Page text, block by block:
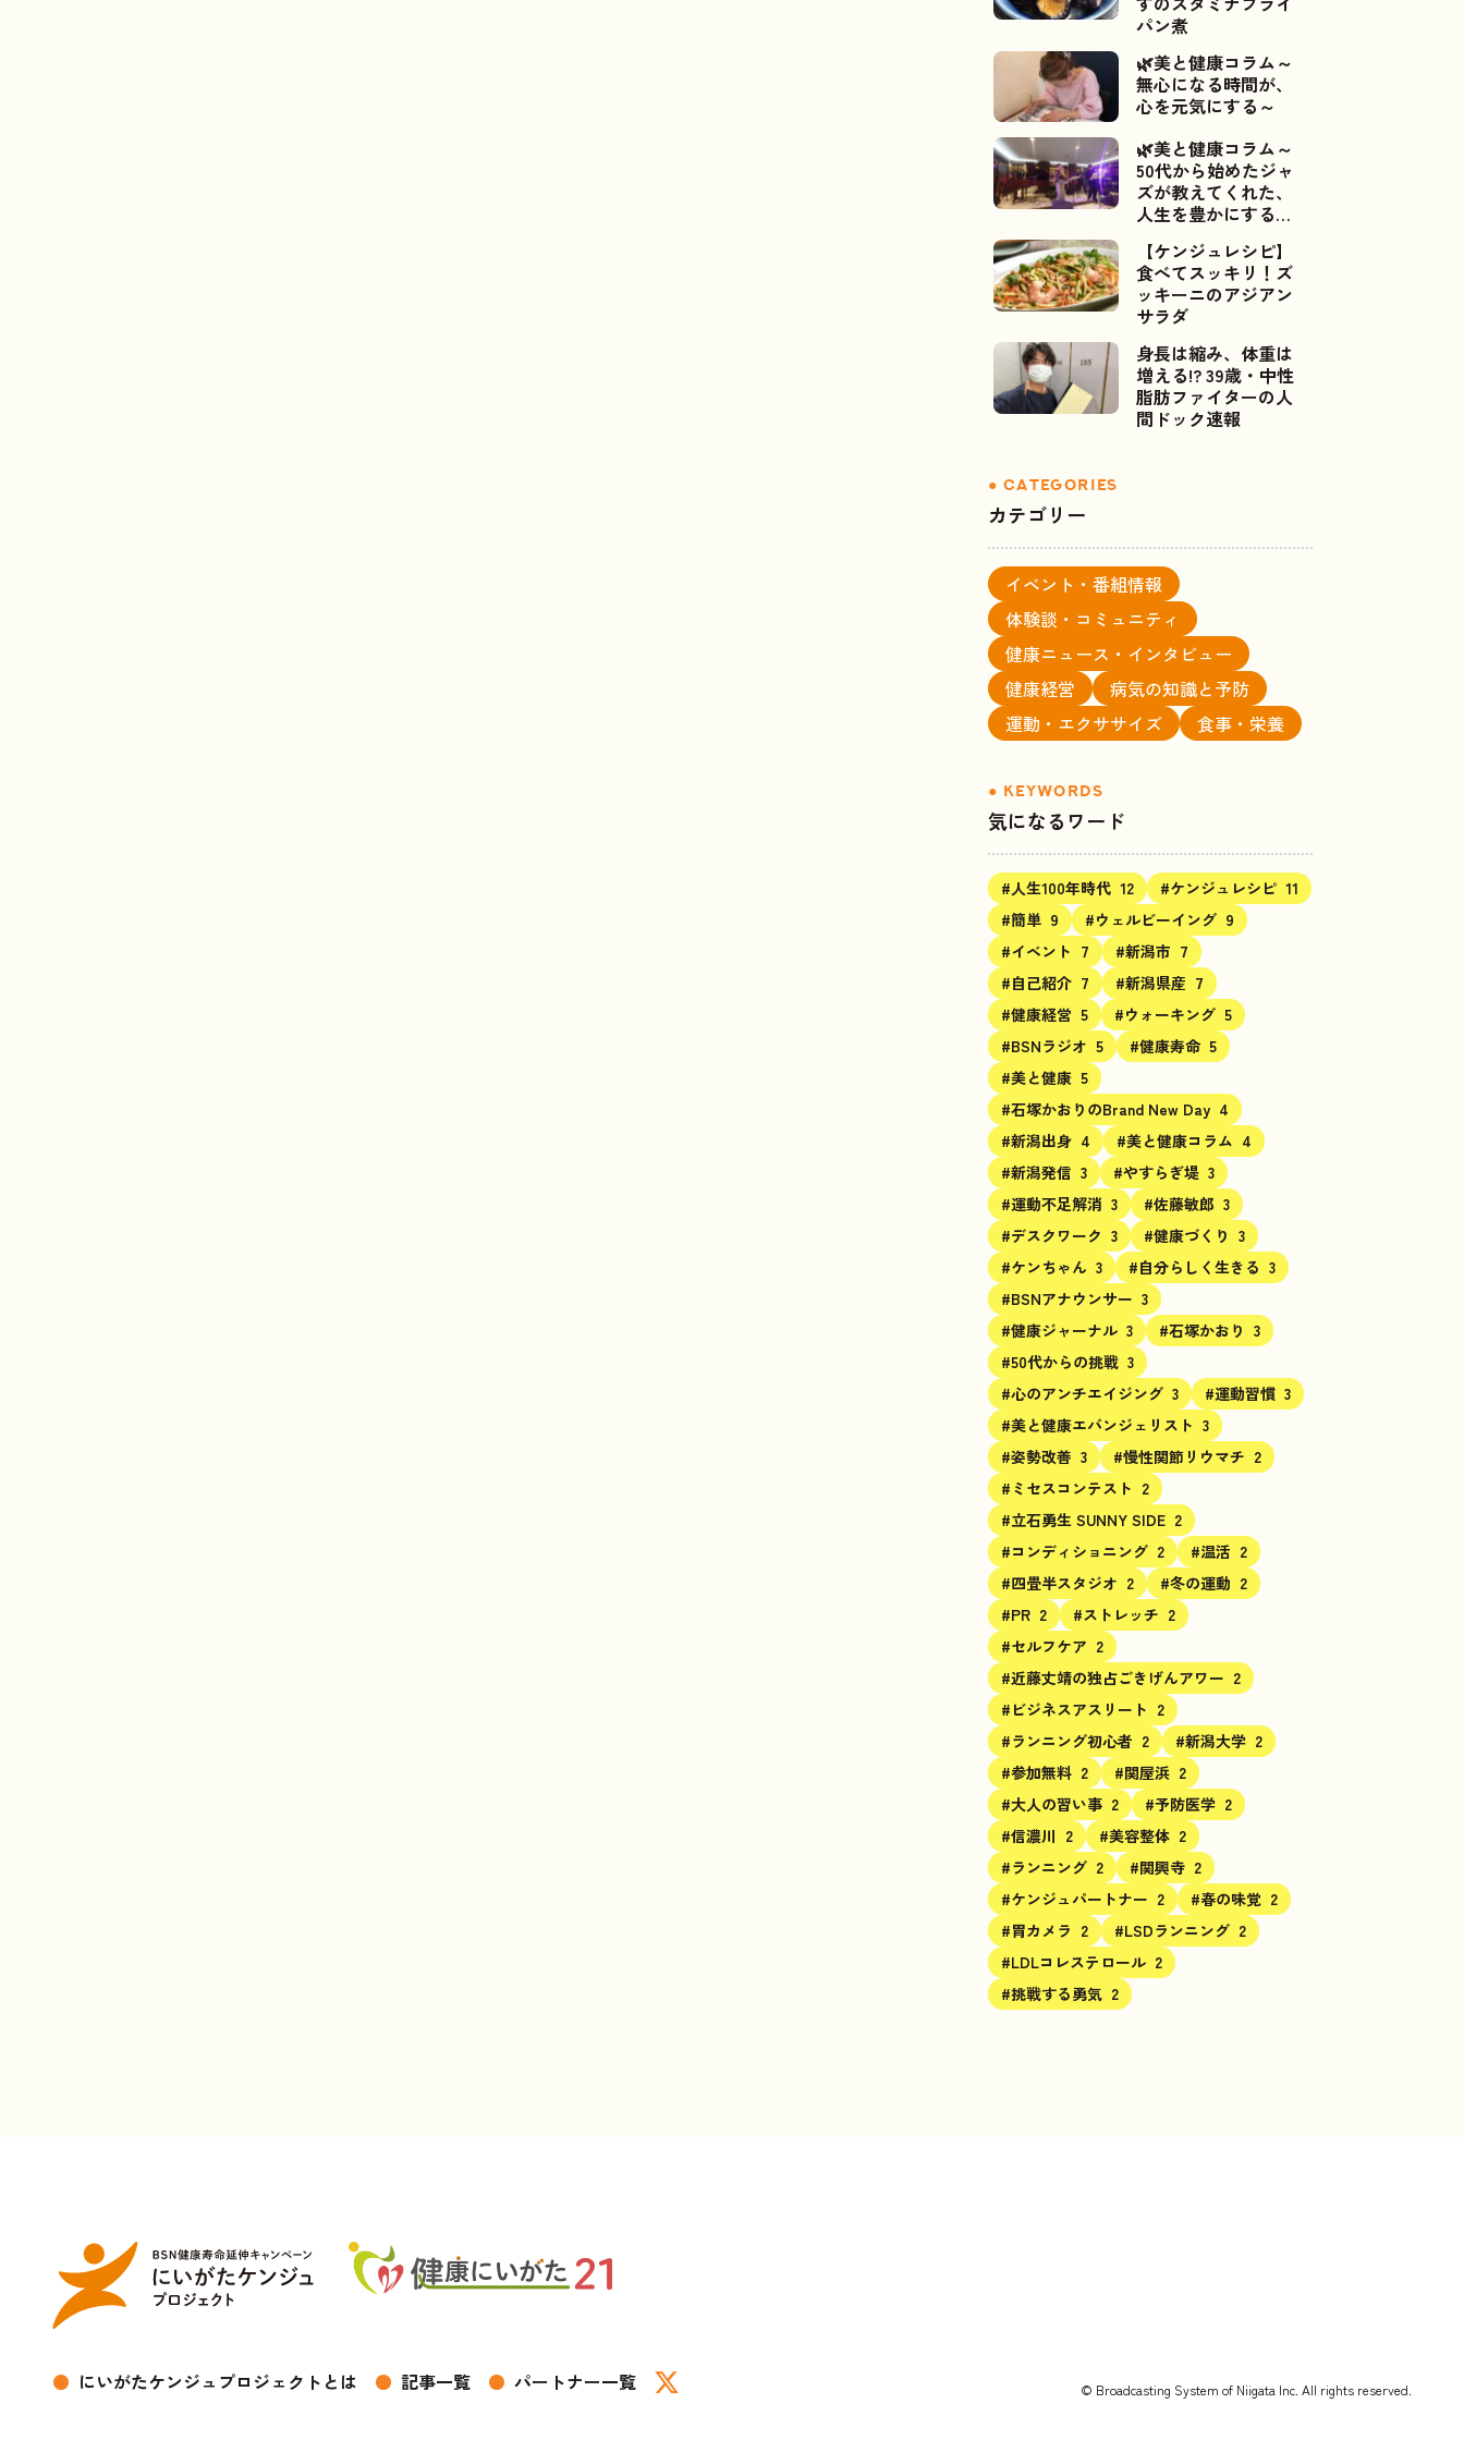
パン煮
🌿美と健康コラム～
無心になる時間が、
心を元気にする～
🌿美と健康コラム～
50代から始めたジャ
ズが教えてくれた、
人生を豊かにするご
【ケンジュレシピ】
食べてスッキリ！ズ
ッキーニのアジアン
サラダ
身長は縮み、体重は
増える!? 39歳・中性
脂肪ファイターの人
間ドック速報
カテゴリー
イベント・番組情報
体験談・コミュニティ
健康ニュース・インタビュー
健康経営
病気の知識と予防
運動・エクササイズ
食事・栄養
気になるワード
#人生100年時代 12 #ケンジュレシピ 11
#簡単 9 #ウェルビーイング 9
#イベント 7 #新潟市 7
#自己紹介 7 #新潟県産 7
#健康経営 5 #ウォーキング 5
#BSNラジオ 5 #健康寿命 5
#美と健康 5
#石塚かおりのBrand New Day 4
#新潟出身 4 #美と健康コラム 4
#新潟発信 3 #やすらぎ堤 3
#運動不足解消 3 #佐藤敏郎 3
#デスクワーク 3 #健康づくり 3
#ケンちゃん 3 #自分らしく生きる 3
#BSNアナウンサー 3
#健康ジャーナル 3 #石塚かおり 3
#50代からの挑戦 3
#心のアンチエイジング 3 #運動習慣 3
#美と健康エバンジェリスト 3
#姿勢改善 3 #慢性関節リウマチ 2
#ミセスコンテスト 2
#立石勇生 SUNNY SIDE 2
#コンディショニング 2 #温活 2
#四畳半スタジオ 2 #冬の運動 2
#PR 2 #ストレッチ 2
#セルフケア 2
#近藤丈靖の独占ごきげんアワー 2
#ビジネスアスリート 2
#ランニング初心者 2 #新潟大学 2
#参加無料 2 #関屋浜 2
#大人の習い事 2 #予防医学 2
#信濃川 2 #美容整体 2
#ランニング 2 #関興寺 2
#ケンジュパートナー 2 #春の味覚 2
#胃カメラ 2 #LSDランニング 2
#LDLコレステロール 2
#挑戦する勇気 2
● にいがたケンジュプロジェクトとは ● 記事一覧 ● パートナー一覧 © Broadcasting System of Niigata Inc. All rights reserved.